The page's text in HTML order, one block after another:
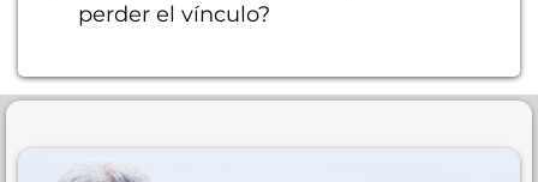
perder el vínculo?